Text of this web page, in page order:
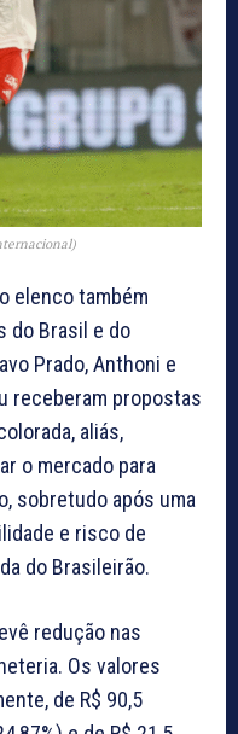
elenco também
do Brasil e do
Prado, Anthoni e
receberam propostas
aliás,
o mercado para
sobretudo após uma
e risco de
do Brasileirão.
redução nas
Os valores
de R$ 90,5